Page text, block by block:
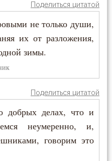
Поделиться цитатой
не только души,
их от разложения,
зимы.
Поделиться цитатой
добрых делах, что и
неумеренно, и,
говорим это